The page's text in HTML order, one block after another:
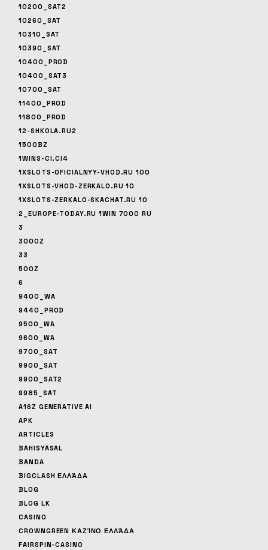
10200_SAT2
10260_SAT
10310_SAT
10390_SAT
10400_PROD
10400_SAT3
10700_SAT
11400_PROD
11800_PROD
12-SHKOLA.RU2
1500BZ
1WINS-CI.CI4
1XSLOTS-OFICIALNYY-VHOD.RU 100
1XSLOTS-VHOD-ZERKALO.RU 10
1XSLOTS-ZERKALO-SKACHAT.RU 10
2_EUROPE-TODAY.RU 1WIN 7000 RU
3
3000Z
33
500Z
6
9400_WA
9440_PROD
9500_WA
9600_WA
9700_SAT
9900_SAT
9900_SAT2
9985_SAT
A16Z GENERATIVE AI
APK
ARTICLES
BAHISYASAL
BANDA
BIGCLASH ΕΛΛΆΔΑ
BLOG
BLOG LK
CASINO
CROWNGREEN ΚΑΖΊΝΟ ΕΛΛΆΔΑ
FAIRSPIN-CASINO